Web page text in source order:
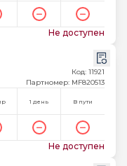
Не доступен
Код: 11921
Партномер: MF820513
1 день В пути
Не доступен